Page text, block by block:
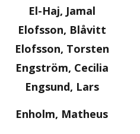
El-Haj, Jamal
Elofsson, Blåvitt
Elofsson, Torsten
Engström, Cecilia
Engsund, Lars
Enholm, Matheus